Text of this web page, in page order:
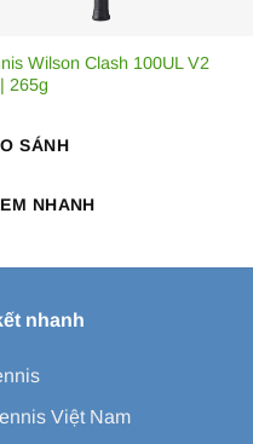
Wilson Clash 100UL V2
265g
SÁNH
NHANH
nhanh
Việt Nam